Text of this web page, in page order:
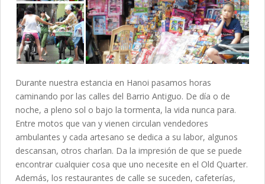
Durante nuestra estancia en Hanoi pasamos horas
caminando por las calles del Barrio Antiguo. De día o de
noche, a pleno sol o bajo la tormenta, la vida nunca para.
Entre motos que van y vienen circulan vendedores
ambulantes y cada artesano se dedica a su labor, algunos
descansan, otros charlan. Da la impresión de que se puede
encontrar cualquier cosa que uno necesite en el Old Quarter.
Además, los restaurantes de calle se suceden, cafeterías,